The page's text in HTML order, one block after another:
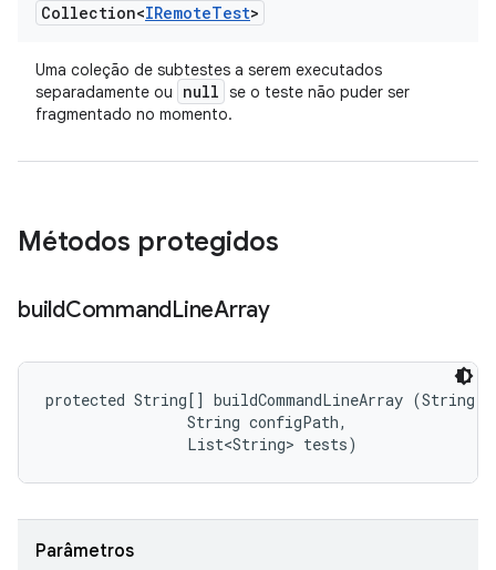
Collection<IRemoteTest>
Uma coleção de subtestes a serem executados
separadamente ou
null se o teste não puder ser
fragmentado no momento.
Métodos protegidos
buildCommandLineArray
protected String[] buildCommandLineArray
                String configPath,
                List<String> tests)
Parâmetros